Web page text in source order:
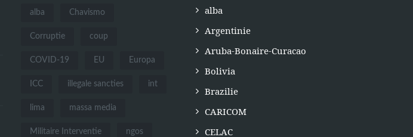
alba Chavismo
Corruptie coup
COVID-19 EU Europa
ICC illegale sancties int
lima massa media
Militaire Interventie ngos
alba
Argentinie
Aruba-Bonaire-Curacao
Bolivia
Brazilie
CARICOM
CELAC